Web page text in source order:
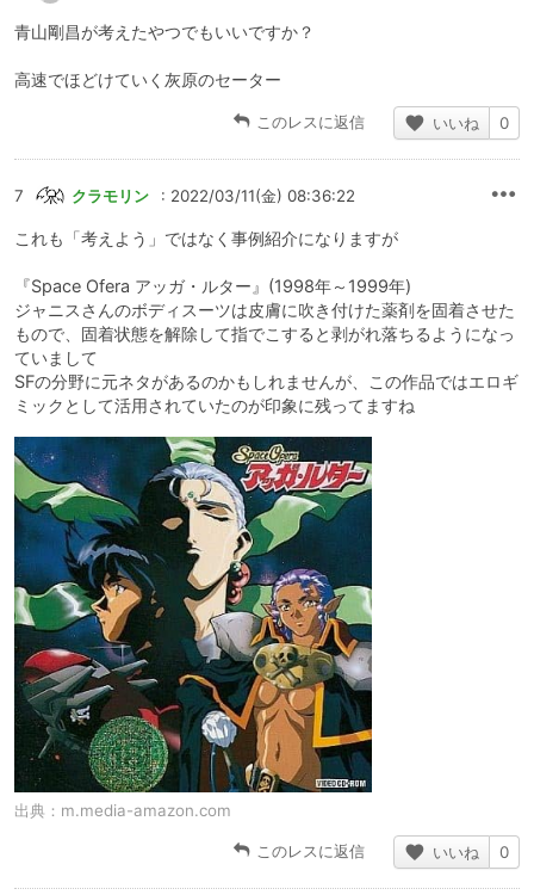
青山剛昌が考えたやつでもいいですか？
高速でほどけていく灰原のセーター
このレスに返信 いいね 0
7 クラモリン : 2022/03/11(金) 08:36:22
これも「考えよう」ではなく事例紹介になりますが
『Space Ofera アッガ・ルター』(1998年～1999年)
ジャニスさんのボディスーツは皮膚に吹き付けた薬剤を固着させた
もので、固着状態を解除して指でこすると剥がれ落ちるようになっ
ていまして
SFの分野に元ネタがあるのかもしれませんが、この作品ではエロギ
ミックとして活用されていたのが印象に残ってますね
出典： m.media-amazon.com
このレスに返信 いいね 0